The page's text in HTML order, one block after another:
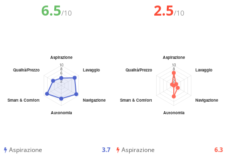
6.5/10 2.5/10
Aspirazione
3.7
Aspirazione
6.3